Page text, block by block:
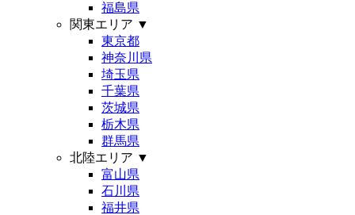
福島県
関東エリア ▼
東京都
神奈川県
埼玉県
千葉県
茨城県
栃木県
群馬県
北陸エリア ▼
富山県
石川県
福井県